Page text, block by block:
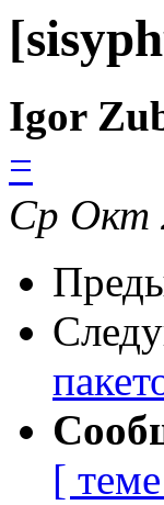
Igor
=
Ср Окт
[